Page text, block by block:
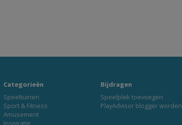
Categorieën
Speeltuinen
Sport & Fitness
Amusement
Inspiratie
Bijdragen
Speelplek toevoegen
PlayAdvisor blogger worden